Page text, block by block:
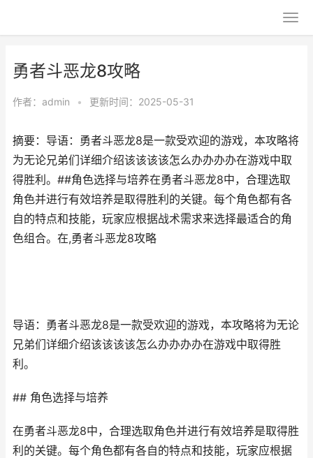
勇者斗恶龙8攻略
作者： admin • 更新时间：2025-05-31
摘要：导语：勇者斗恶龙8是一款受欢迎的游戏，本攻略将
为无论兄弟们详细介绍该该该该怎么办办办办在游戏中取
得胜利。##角色选择与培养在勇者斗恶龙8中，合理选取
角色并进行有效培养是取得胜利的关键。每个角色都有各
自的特点和技能，玩家应根据战术需求来选择最适合的角
色组合。在,勇者斗恶龙8攻略
导语：勇者斗恶龙8是一款受欢迎的游戏，本攻略将为无论
兄弟们详细介绍该该该该怎么办办办办在游戏中取得胜
利。
## 角色选择与培养
在勇者斗恶龙8中，合理选取角色并进行有效培养是取得胜
利的关键。每个角色都有各自的特点和技能，玩家应根据